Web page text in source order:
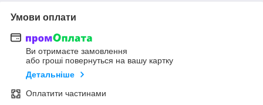
Умови оплати
Ви отримаєте замовлення
або гроші повернуться на вашу картку
Детальніше
Оплатити частинами